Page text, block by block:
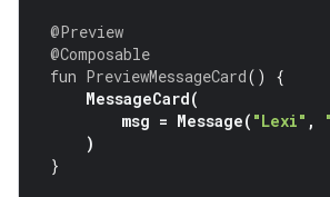
@Preview
@Composable
fun PreviewMessageCard()
{
MessageCard(
msg = Message( "Lexi" ,
)
}